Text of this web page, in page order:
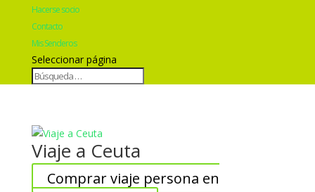
Hacerse socio
Contacto
Mis Senderos
Seleccionar página
Viaje a Ceuta
Comprar viaje persona en